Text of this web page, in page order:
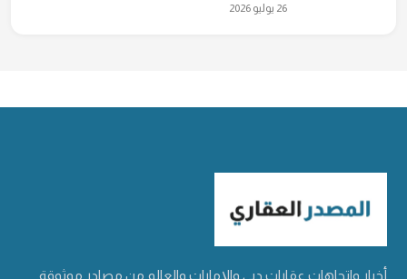
26 يوليو 2026
أخبار واتجاهات عقارات دبي والإمارات والعالم من مصادر موثوقة